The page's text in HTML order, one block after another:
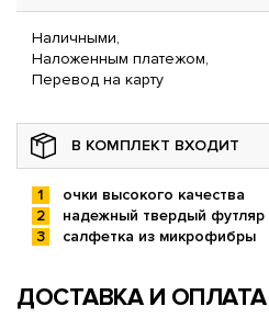
Наличными,
Наложенным платежом,
Перевод на карту
В КОМПЛЕКТ ВХОДИТ
очки высокого качества
надежный твердый футляр
салфетка из микрофибры
ДОСТАВКА И ОПЛАТА